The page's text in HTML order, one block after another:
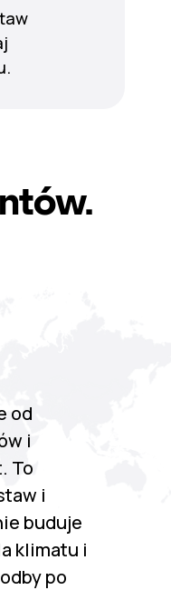
od
i
To
i
buduje
klimatu i
po